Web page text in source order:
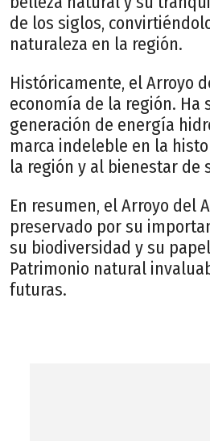
de los siglos,
naturaleza en la región.
Históricamente, el Arroyo
economía de la región. Ha
generación de energía
marca indeleble en la
la región y al bienestar de
En resumen, el Arroyo del
preservado por su
su biodiversidad y su
Patrimonio natural
futuras.